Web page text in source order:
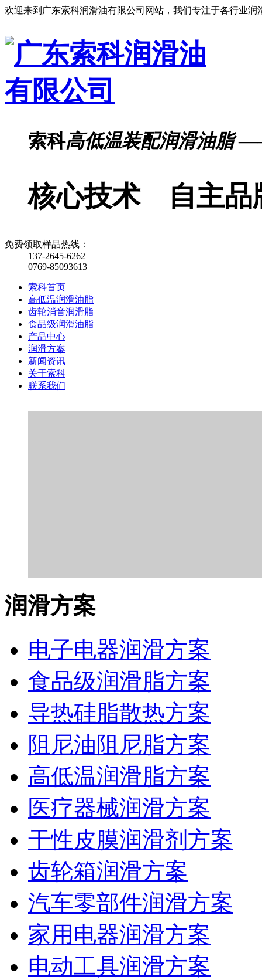
欢迎来到广东索科润滑油有限公司网站，我们专注于各行业
索科高低温装配润滑油脂——
核心技术 自主
免费领取样品热线：
137-2645-6262
0769-85093613
索科首页
高低温润滑油脂
齿轮消音润滑脂
食品级润滑油脂
产品中心
润滑方案
新闻资讯
关于索科
联系我们
润滑方案
电子电器润滑方案
食品级润滑脂方案
导热硅脂散热方案
阻尼油阻尼脂方案
高低温润滑脂方案
医疗器械润滑方案
干性皮膜润滑剂方案
齿轮箱润滑方案
汽车零部件润滑方案
家用电器润滑方案
电动工具润滑方案